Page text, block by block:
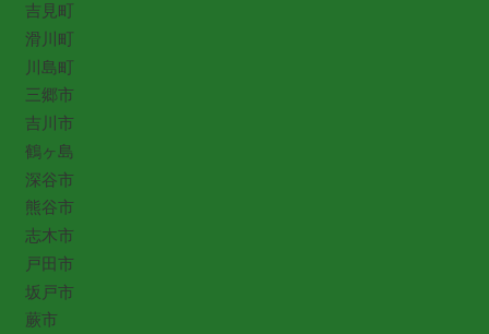
吉見町
滑川町
川島町
三郷市
吉川市
鶴ヶ島
深谷市
熊谷市
志木市
戸田市
坂戸市
蕨市